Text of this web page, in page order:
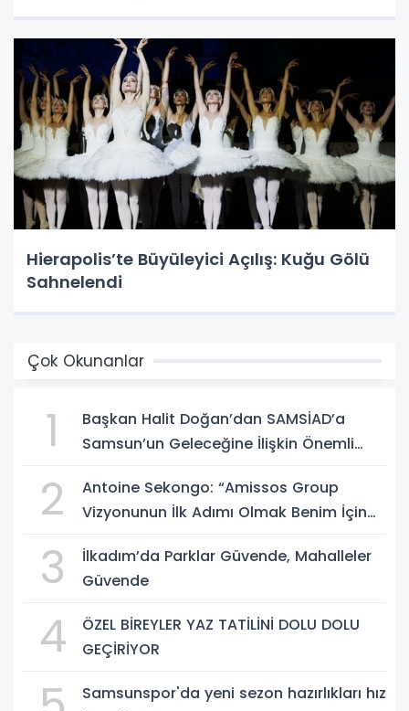
Hierapolis’te Büyüleyici Açılış: Kuğu Gölü
Sahnelendi
Çok Okunanlar
1
Başkan Halit Doğan’dan SAMSİAD’a
Samsun’un Geleceğine İlişkin Önemli
2
Antoine Sekongo: “Amissos Group
Vizyonunun İlk Adımı Olmak Benim İçin
3
İlkadım’da Parklar Güvende, Mahalleler
Güvende
4
ÖZEL BİREYLER YAZ TATİLİNİ DOLU DOLU
GEÇİRİYOR
Samsunspor'da yeni sezon hazırlıkları hız